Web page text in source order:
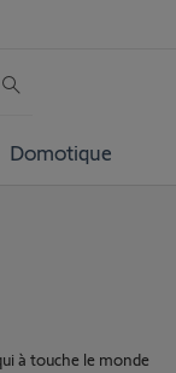
Domotique
à touche le monde